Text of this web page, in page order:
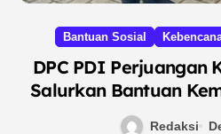
Bantuan Sosial
DPC PDI Perjuangan
Salurkan Bantuan
Bencana
Redaksi